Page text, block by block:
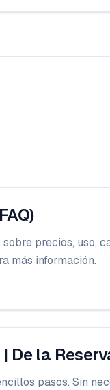
precios, uso,
más información.
De la
pasos. Sin